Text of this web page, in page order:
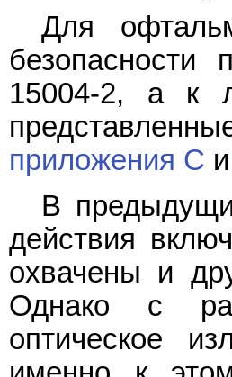
Для
15004-2, а к
приложения C и
В
действия
охвачены и
Однако с
оптическое